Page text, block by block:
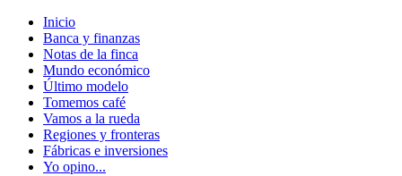
Inicio
Banca y finanzas
Notas de la finca
Mundo económico
Último modelo
Tomemos café
Vamos a la rueda
Regiones y fronteras
Fábricas e inversiones
Yo opino...